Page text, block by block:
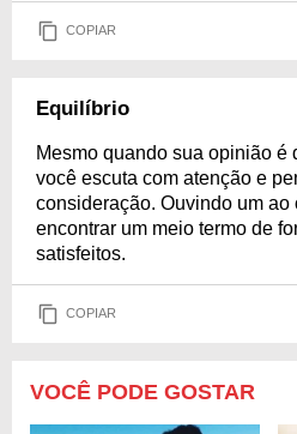
COPIAR
Equilíbrio
Mesmo quando sua opinião é
você escuta com atenção e
consideração. Ouvindo um ao
encontrar um meio termo de
satisfeitos.
COPIAR
VOCÊ PODE GOSTAR